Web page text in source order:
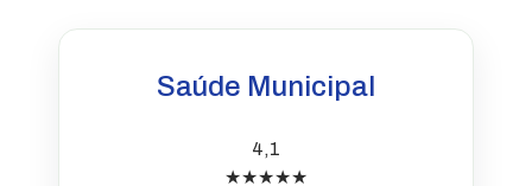
Saúde Municipal
4,1
★★★★★